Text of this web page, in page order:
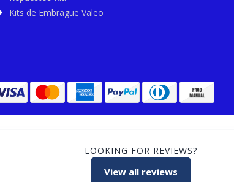
Kits de Embrague Valeo
LOOKING FOR REVIEWS?
View all reviews